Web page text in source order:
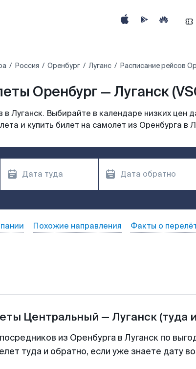
Россия Оренбург Луганс Расписание рейсов
Оренбург — Луганск
Луганск. Выбирайте в календаре низких цен
и купить билет на самолет из Оренбурга в
Похожие направления Факты о
Центральный — Луганск (туда
из Оренбурга в Луганск по
туда и обратно, если уже знаете дату